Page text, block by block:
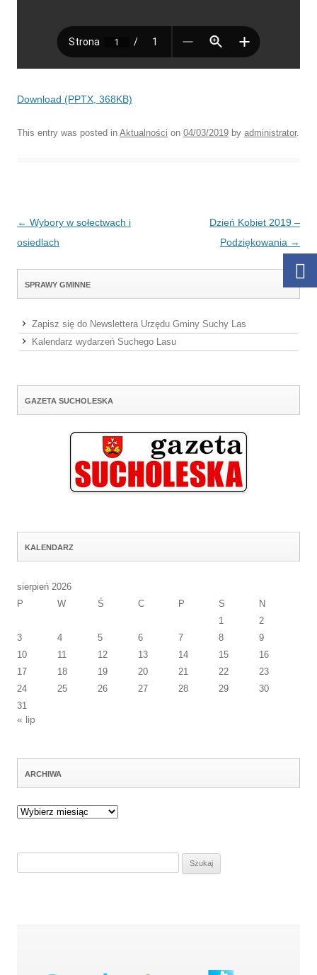
Download (PPTX, 368KB)
This entry was posted in Aktualności on 04/03/2019 by administrator.
Post navigation
← Wybory w sołectwach i
osiedlach
Dzień Kobiet 2019 –
Podziękowania →
SPRAWY GMINNE
Zapisz się do Newslettera Urzędu Gminy Suchy Las
Kalendarz wydarzeń Suchego Lasu
GAZETA SUCHOLESKA
KALENDARZ
sierpień 2026
P
W Ś C P S
N
1
2
3
4 5 6 7 8
9
10
11 12 13 14 15
16
17
18 19 20 21 22
23
24
25 26 27 28 29
30
31
« lip
ARCHIWA
Archiwa